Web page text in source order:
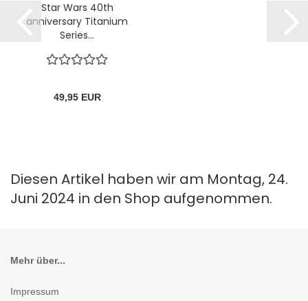
Star Wars 40th
anniversary Titanium
Series...
49,95 EUR
Diesen Artikel haben wir am Montag, 24.
Juni 2024 in den Shop aufgenommen.
Mehr über...
Impressum